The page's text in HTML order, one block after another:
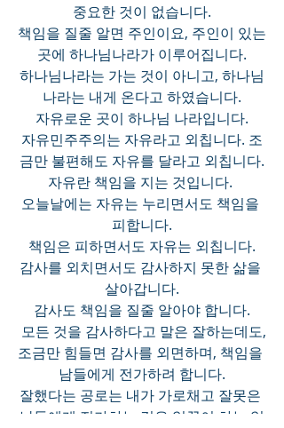
중요한 것이 없습니다.
책임을 질줄 알면 주인이요, 주인이 있는
곳에 하나님나라가 이루어집니다.
하나님나라는 가는 것이 아니고, 하나님
나라는 내게 온다고 하였습니다.
자유로운 곳이 하나님 나라입니다.
자유민주주의는 자유라고 외칩니다. 조
금만 불편해도 자유를 달라고 외칩니다.
자유란 책임을 지는 것입니다.
오늘날에는 자유는 누리면서도 책임을
피합니다.
책임은 피하면서도 자유는 외칩니다.
감사를 외치면서도 감사하지 못한 삶을
살아갑니다.
감사도 책임을 질줄 알아야 합니다.
모든 것을 감사하다고 말은 잘하는데도,
조금만 힘들면 감사를 외면하며, 책임을
남들에게 전가하려 합니다.
잘했다는 공로는 내가 가로채고 잘못은
남들에게 전가하는 것은 일꾼이 하는 일